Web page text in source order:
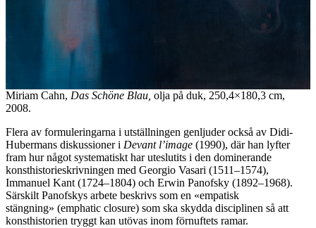
Miriam Cahn, Das Schöne Blau, olja på duk, 250,4×180,3 cm,
2008.
Flera av formuleringarna i utställningen genljuder också av Didi-
Hubermans diskussioner i Devant l’image (1990), där han lyfter
fram hur något systematiskt har uteslutits i den dominerande
konsthistorieskrivningen med Georgio Vasari (1511–1574),
Immanuel Kant (1724–1804) och Erwin Panofsky (1892–1968).
Särskilt Panofskys arbete beskrivs som en «empatisk
stängning» (emphatic closure) som ska skydda disciplinen så att
konsthistorien tryggt kan utövas inom förnuftets ramar.